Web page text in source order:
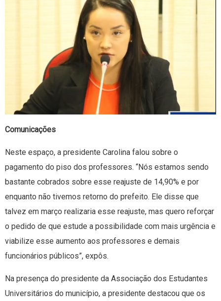
Comunicações
Neste espaço, a presidente Carolina falou sobre o
pagamento do piso dos professores. “Nós estamos sendo
bastante cobrados sobre esse reajuste de 14,90% e por
enquanto não tivemos retorno do prefeito. Ele disse que
talvez em março realizaria esse reajuste, mas quero reforçar
o pedido de que estude a possibilidade com mais urgência e
viabilize esse aumento aos professores e demais
funcionários públicos”, expôs.
Na presença do presidente da Associação dos Estudantes
Universitários do município, a presidente destacou que os